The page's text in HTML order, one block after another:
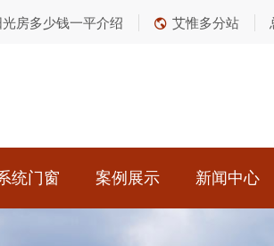
房多少钱一平介绍 艾惟多分站
统门窗 案例展示 新闻中心